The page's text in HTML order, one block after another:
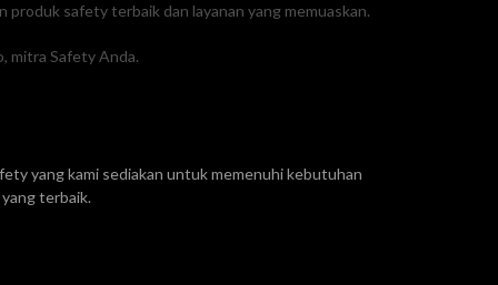
produk safety terbaik dan layanan yang memuaskan.
mitra Safety Anda.
yang kami sediakan untuk memenuhi kebutuhan
terbaik.